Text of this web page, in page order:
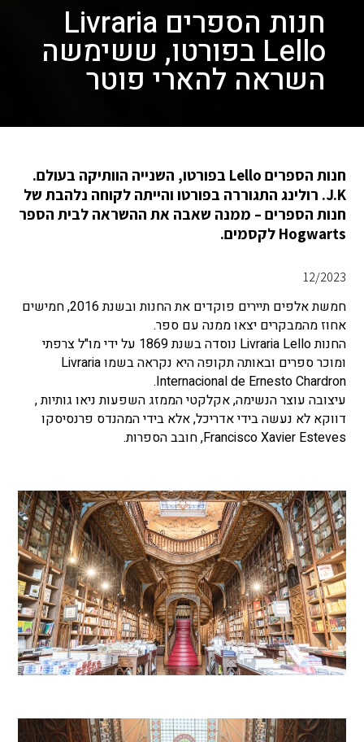
חנות הספרים Livraria
Lello בפורטו, ששימשה
השראה להארי פוטר
חנות הספרים Lello בפורטו, השנייה הוותיקה בעולם.
J.K. רולינג התגוררה בפורטו והייתה לקוחה נלהבת של
חנות הספרים – ממנה שאבה את ההשראה לבית הספר
Hogwarts לקסמים.
12/2023
חמשת אלפים תיירים פוקדים את החנות ובשנת 2016, חמישים
אחוז מהמבקרים יצאו ממנה עם ספר.
החנות Livraria Lello נוסדה בשנת 1869 על ידי מו"ל צרפתי
ומוכר ספרים ובאותה תקופה היא נקראה בשמו Livraria
Internacional de Ernesto Chardron.
עיצובה עוצר הנשימה, אקלקטי הממזג השפעות ניאו גותיות ,
דווקא לא נעשה בידי אדריכל, אלא בידי המהנדס פרנסיסקו
Francisco Xavier Esteves, חובב הספרות.